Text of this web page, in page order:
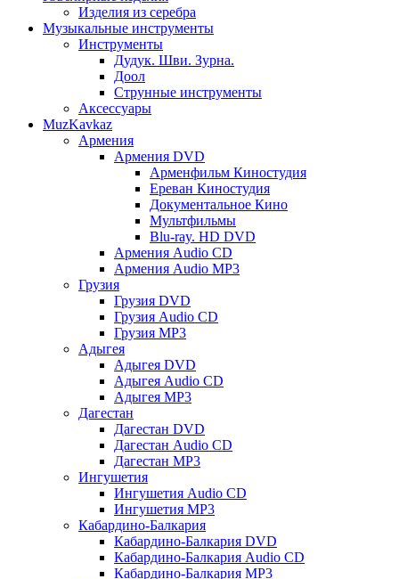
Изделия из серебра
Музыкальные инструменты
Инструменты
Дудук. Шви. Зурна.
Доол
Струнные инструменты
Аксессуары
MuzKavkaz
Армения
Армения DVD
Арменфильм Киностудия
Ереван Киностудия
Документальное Кино
Мультфильмы
Blu-ray. HD DVD
Армения Audio CD
Армения Audio MP3
Грузия
Грузия DVD
Грузия Audio CD
Грузия MP3
Адыгея
Адыгея DVD
Адыгея Audio CD
Адыгея MP3
Дагестан
Дагестан DVD
Дагестан Audio CD
Дагестан MP3
Ингушетия
Ингушетия Audio CD
Ингушетия MP3
Кабардино-Балкария
Кабардино-Балкария DVD
Кабардино-Балкария Audio CD
Кабардино-Балкария MP3